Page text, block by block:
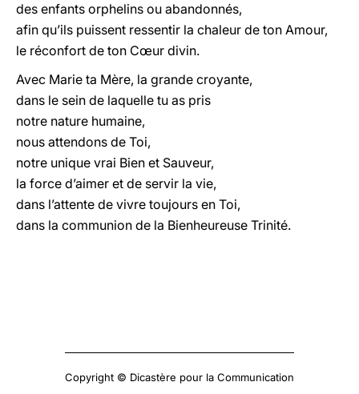
des enfants orphelins ou abandonnés,
afin qu’ils puissent ressentir la chaleur de ton Amour,
le réconfort de ton Cœur divin.
Avec Marie ta Mère, la grande croyante,
dans le sein de laquelle tu as pris
notre nature humaine,
nous attendons de Toi,
notre unique vrai Bien et Sauveur,
la force d’aimer et de servir la vie,
dans l’attente de vivre toujours en Toi,
dans la communion de la Bienheureuse Trinité.
Copyright © Dicastère pour la Communication